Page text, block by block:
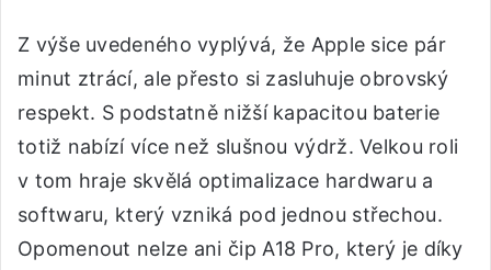
Z výše uvedeného vyplývá, že Apple sice pár
minut ztrácí, ale přesto si zasluhuje obrovský
respekt. S podstatně nižší kapacitou baterie
totiž nabízí více než slušnou výdrž. Velkou roli
v tom hraje skvělá optimalizace hardwaru a
softwaru, který vzniká pod jednou střechou.
Opomenout nelze ani čip A18 Pro, který je díky